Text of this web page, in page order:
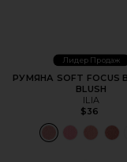
Лидер Продаж
РУМЯНА SOFT FOCUS
BLUSH
ILIA
$36